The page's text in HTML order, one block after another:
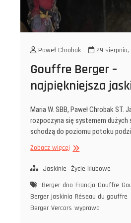
Paweł Chrobak 29 sierpnia,
Gouffre Berger –
najpiękniejsza
Maria W. SBB, Paweł Chrobak
rozpoczyna się systemem dużych
schodzą do poziomu potoku
Zobacz więcej Gouffre
–
jaskinia
świata
Jaskinie Życie klubowe
Berger dno Francja Gouffre
Berger jaskinia Réseau du gouffre
Berger Vercors wyprawa